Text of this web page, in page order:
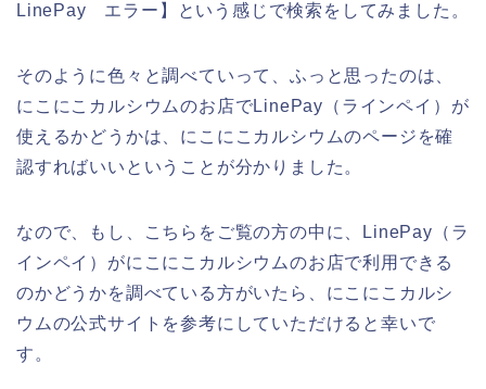
LinePay エラー】という感じで検索をしてみました。
そのように色々と調べていって、ふっと思ったのは、
にこにこカルシウムのお店でLinePay（ラインペイ）が
使えるかどうかは、にこにこカルシウムのページを確
認すればいいということが分かりました。
なので、もし、こちらをご覧の方の中に、LinePay（ラ
インペイ）がにこにこカルシウムのお店で利用できる
のかどうかを調べている方がいたら、にこにこカルシ
ウムの公式サイトを参考にしていただけると幸いで
す。